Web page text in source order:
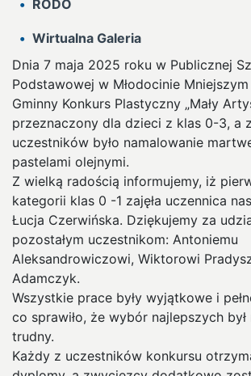
RODO
Wirtualna Galeria
Dnia 7 maja 2025 roku w Publicznej
Podstawowej w Młodocinie Mniejszym
Gminny Konkurs Plastyczny „Mały
przeznaczony dla dzieci z klas 0-3, a
uczestników było namalowanie
pastelami olejnymi.
Z wielką radością informujemy, iż
kategorii klas 0 -1 zajęła uczennica
Łucja Czerwińska. Dziękujemy za
pozostałym uczestnikom: Antoniemu
Aleksandrowiczowi, Wiktorowi
Adamczyk.
Wszystkie prace były wyjątkowe i
co sprawiło, że wybór najlepszych
trudny.
Każdy z uczestników konkursu